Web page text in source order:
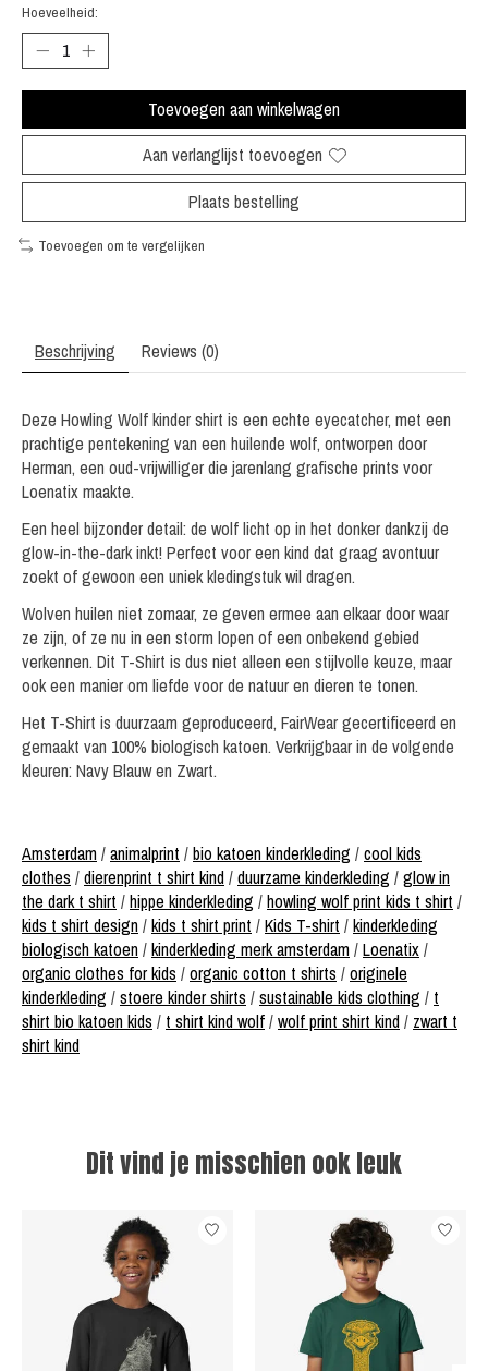
Hoeveelheid:
Toevoegen aan winkelwagen
Aan verlanglijst toevoegen
Plaats bestelling
Toevoegen om te vergelijken
Beschrijving Reviews (0)
Deze Howling Wolf kinder shirt is een echte eyecatcher, met een
prachtige pentekening van een huilende wolf, ontworpen door
Herman, een oud-vrijwilliger die jarenlang grafische prints voor
Loenatix maakte.
Een heel bijzonder detail: de wolf licht op in het donker dankzij de
glow-in-the-dark inkt! Perfect voor een kind dat graag avontuur
zoekt of gewoon een uniek kledingstuk wil dragen.
Wolven huilen niet zomaar, ze geven ermee aan elkaar door waar
ze zijn, of ze nu in een storm lopen of een onbekend gebied
verkennen. Dit T-Shirt is dus niet alleen een stijlvolle keuze, maar
ook een manier om liefde voor de natuur en dieren te tonen.
Het T-Shirt is duurzaam geproduceerd, FairWear gecertificeerd en
gemaakt van 100% biologisch katoen. Verkrijgbaar in de volgende
kleuren: Navy Blauw en Zwart.
Amsterdam/animalprint /bio katoen kinderkleding /cool kids
clothes /dierenprint t shirt kind/duurzame kinderkleding /glow in
the dark t shirt /hippe kinderkleding /howling wolf print kids t shirt /
kids t shirt design/kids t shirt print /Kids T-shirt /kinderkleding
biologisch katoen/kinderkleding merk amsterdam/Loenatix/
organic clothes for kids /organic cotton t shirts /originele
kinderkleding /stoere kinder shirts /sustainable kids clothing / t
shirt bio katoen kids / t shirt kind wolf/wolf print shirt kind/ zwart t
shirt kind
Dit vind je misschien ook leuk
Items van productcarrousel